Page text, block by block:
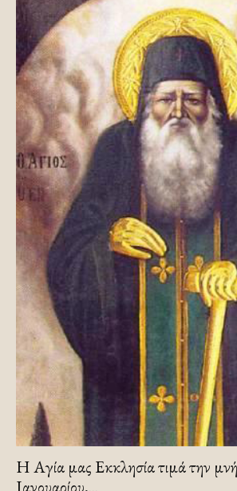
Η Αγία μας Εκκλησία τιμά την
Ιανουαρίου,...